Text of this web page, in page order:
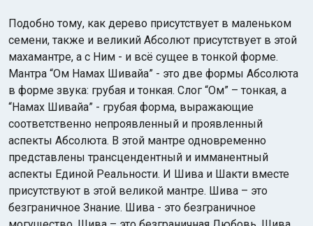
Подобно тому, как дерево присутствует в маленьком
семени, также и великий Абсолют присутствует в этой
махамантре, а с Ним - и всё сущее в тонкой форме.
Мантра “Ом Намах Шивайа” - это две формы Абсолюта
в форме звука: грубая и тонкая. Слог “Ом” – тонкая, а
“Намах Шивайа” - грубая форма, выражающие
соответственно непроявленный и проявленный
аспекты Абсолюта. В этой мантре одновременно
представлены трансцендентный и имманентный
аспекты Единой Реальности. И Шива и Шакти вместе
присутствуют в этой великой мантре. Шива – это
безграничное Знание. Шива - это безграничное